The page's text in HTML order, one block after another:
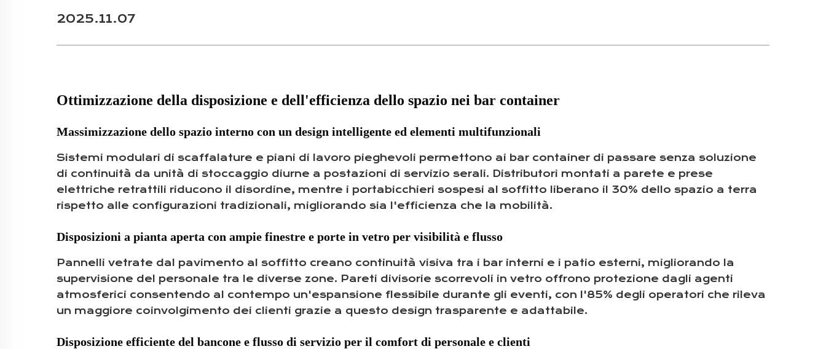
2025.11.07
Ottimizzazione della disposizione e dell'efficienza dello spazio nei bar container
Massimizzazione dello spazio interno con un design intelligente ed elementi multifunzionali
Sistemi modulari di scaffalature e piani di lavoro pieghevoli permettono ai bar container di passare senza soluzione
di continuità da unità di stoccaggio diurne a postazioni di servizio serali. Distributori montati a parete e prese
elettriche retrattili riducono il disordine, mentre i portabicchieri sospesi al soffitto liberano il 30% dello spazio a terra
rispetto alle configurazioni tradizionali, migliorando sia l'efficienza che la mobilità.
Disposizioni a pianta aperta con ampie finestre e porte in vetro per visibilità e flusso
Pannelli vetrate dal pavimento al soffitto creano continuità visiva tra i bar interni e i patio esterni, migliorando la
supervisione del personale tra le diverse zone. Pareti divisorie scorrevoli in vetro offrono protezione dagli agenti
atmosferici consentendo al contempo un'espansione flessibile durante gli eventi, con l'85% degli operatori che rileva
un maggiore coinvolgimento dei clienti grazie a questo design trasparente e adattabile.
Disposizione efficiente del bancone e flusso di servizio per il comfort di personale e clienti